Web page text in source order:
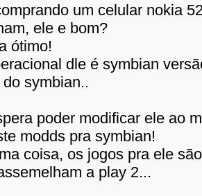
um celular nokia
ele e bom?
ótimo!
dle é symbian
symbian..
poder modificar ele ao
modds pra symbian!
coisa, os jogos pra ele
a play 2...